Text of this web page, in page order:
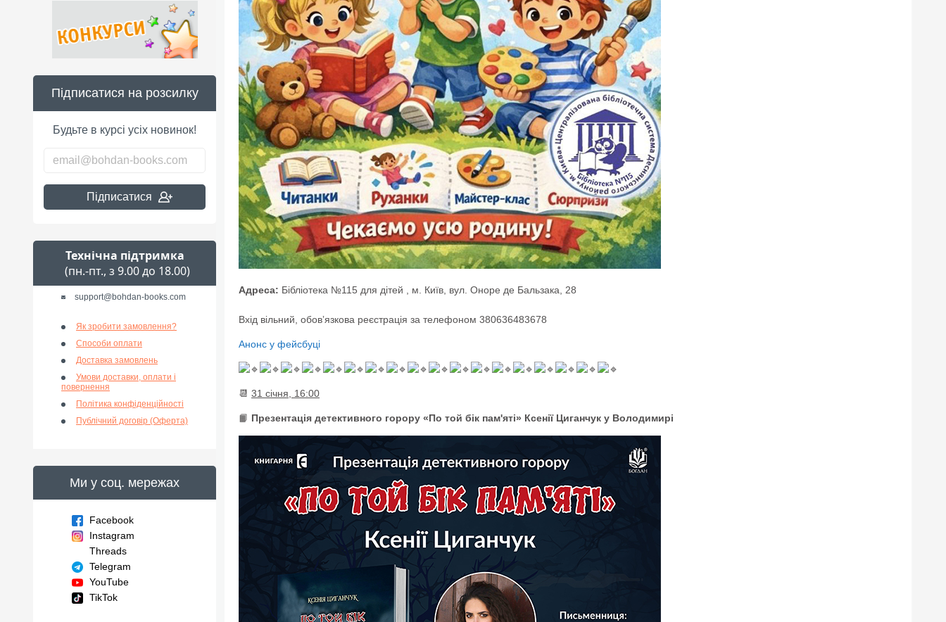
Підписатися на розсилку
Будьте в курсі усіх новинок!
Підписатися
Технічна підтримка
(пн.-пт., з 9.00 до 18.00)
support@bohdan-books.com
Як зробити замовлення?
Способи оплати
Доставка замовлень
Умови доставки, оплати і
повернення
Політика конфіденційності
Публічний договір (Оферта)
Ми у соц. мережах
Facebook
Instagram
Threads
Telegram
YouTube
TikTok
Адреса: Бібліотека №115 для дітей , м. Київ, вул. Оноре де Бальзака, 28
Вхід вільний, обовʼязкова реєстрація за телефоном 380636483678
Анонс у фейсбуці
📆 31 січня, 16:00
📙 Презентація детективного горору «По той бік пам'яті» Ксенії Циганчук у Володимирі